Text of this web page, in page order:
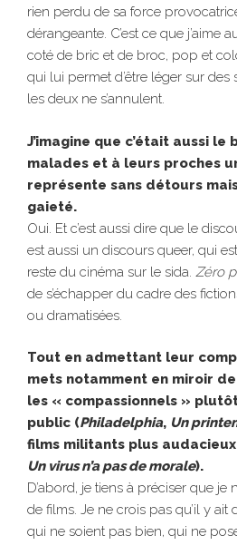
rien perdu de sa force
dérangeante. C’est ce que j’aime
coté de bric et de broc, pop et
qui lui permet d’être léger sur des
les deux ne s’annulent.
J’imagine que c’était aussi le
malades et à leurs proches
représente sans détours
gaieté.
Oui. Et c’est aussi dire que le
est aussi un discours queer, qui
reste du cinéma sur le sida. Zéro
de s’échapper du cadre des
ou dramatisées.
Tout en admettant leur
mets notamment en miroir
les « compassionnels »
public (Philadelphia, Un
films militants plus
Un virus n’a pas de morale).
D’abord, je tiens à préciser que je
de films. Je ne crois pas qu’il y
qui ne soient pas bien, qui ne